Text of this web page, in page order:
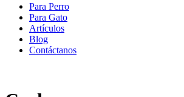
Para Perro
Para Gato
Artículos
Blog
Contáctanos